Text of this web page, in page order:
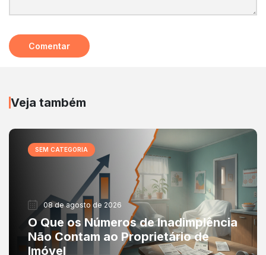
Veja também
SEM CATEGORIA
08 de agosto de 2026
O Que os Números de Inadimplência
Não Contam ao Proprietário de
Imóvel